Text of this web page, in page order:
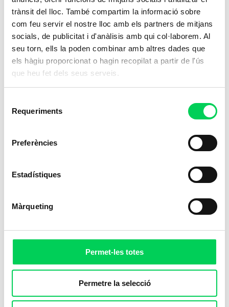
trànsit del lloc. També compartim la informació sobre
com feu servir el nostre lloc amb els partners de mitjans
socials, de publicitat i d'anàlisis amb qui col·laborem. Al
seu torn, ells la poden combinar amb altres dades que
els hàgiu proporcionat o hagin recopilat a partir de l'ús
que heu fet dels seus serveis.
Requeriments
Preferències
Estadístiques
Màrqueting
Permet-les totes
Permetre la selecció